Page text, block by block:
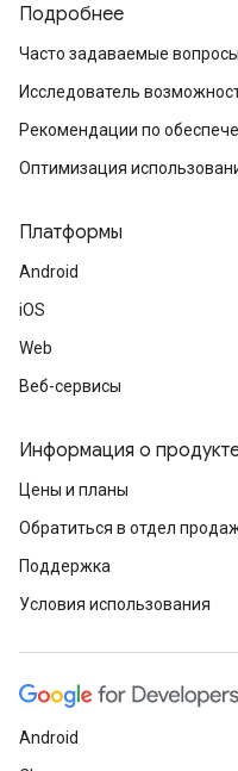
Подробнее
Часто задаваемые вопросы
Исследователь
Рекомендации по
Оптимизация
Платформы
Android
iOS
Web
Веб-сервисы
Информация о
Цены и планы
Обратиться в отдел
Поддержка
Условия использования
Android